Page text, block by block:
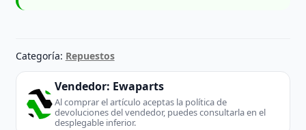
Categoría: Repuestos
Vendedor: Ewaparts
Al comprar el artículo aceptas la política de
devoluciones del vendedor, puedes consultarla en el
desplegable inferior.